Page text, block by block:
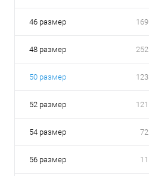
46 размер 169
48 размер 252
50 размер 123
52 размер 121
54 размер 72
56 размер 11